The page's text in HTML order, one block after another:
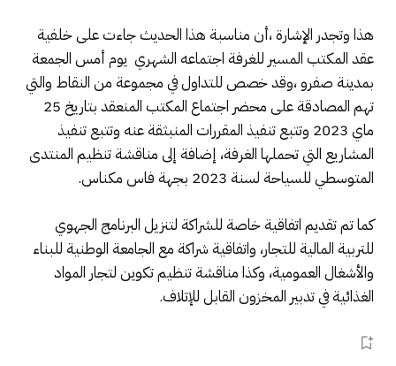
هذا وتجدر الإشارة ،أن مناسبة هذا الحديث جاءت على خلفية
عقد المكتب المسير للغرفة اجتماعه الشهري يوم أمس الجمعة
بمدينة صفرو ،وقد خصص للتداول في مجموعة من النقاط والتي
تهم المصادقة على محضر اجتماع المكتب المنعقد بتاريخ 25
ماي 2023 وتتبع تنفيذ المقررات المنبثقة عنه وتتبع تنفيذ
المشاريع التي تحملها الغرفة، إضافة إلى مناقشة تنظيم المنتدى
المتوسطي للسياحة لسنة 2023 بجهة فاس مكناس.
كما تم تقديم اتفاقية خاصة للشراكة لتنزيل البرنامج الجهوي
للتربية المالية للتجار، واتفاقية شراكة مع الجامعة الوطنية للبناء
والأشغال العمومية، وكذا مناقشة تنظيم تكوين لتجار المواد
الغذائية في تدبير المخزون القابل للإتلاف.